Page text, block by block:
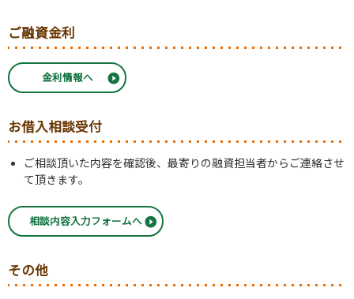
ご融資金利
金利情報へ
お借入相談受付
ご相談頂いた内容を確認後、最寄りの融資担当者からご連絡させ
て頂きます。
相談内容入力フォームへ
その他